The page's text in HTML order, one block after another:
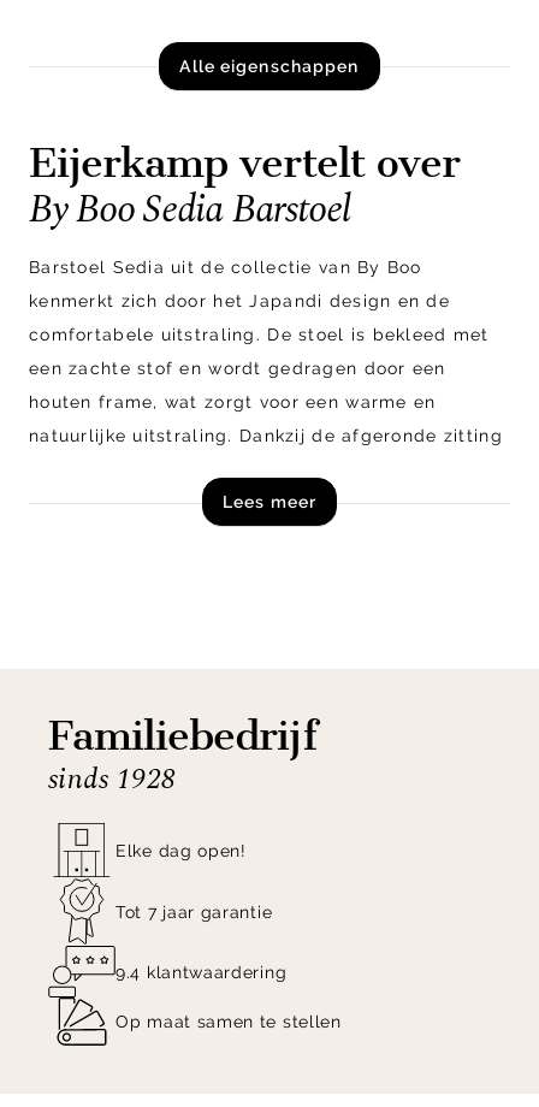
Alle eigenschappen
Eijerkamp vertelt over
By Boo Sedia Barstoel
Barstoel Sedia uit de collectie van By Boo
kenmerkt zich door het Japandi design en de
comfortabele uitstraling. De stoel is bekleed met
een zachte stof en wordt gedragen door een
houten frame, wat zorgt voor een warme en
natuurlijke uitstraling. Dankzij de afgeronde zitting
zitplek aan een bartafel of kookeiland.
Lees meer
Familiebedrijf
sinds 1928
Elke dag open!
Tot 7 jaar garantie
9.4 klantwaardering
Op maat samen te stellen